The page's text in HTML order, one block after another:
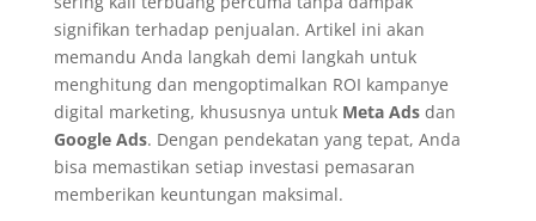
signifikan terhadap penjualan. Artikel ini akan
memandu Anda langkah demi langkah untuk
menghitung dan mengoptimalkan ROI kampanye
digital marketing, khususnya untuk Meta Adsdan
Google Ads. Dengan pendekatan yang tepat, Anda
bisa memastikan setiap investasi pemasaran
memberikan keuntungan maksimal.